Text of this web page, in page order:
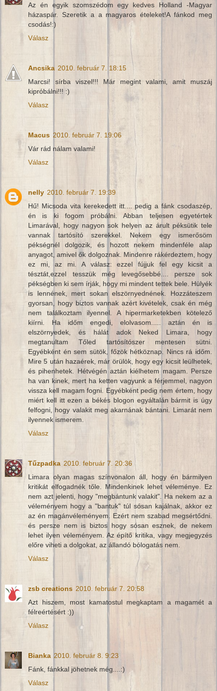
Az én egyik szomszédom egy kedves Holland -Magyar
házaspár. Szeretik a a magyaros ételeket!A fánkod meg
csodás!:)
Válasz
Ancsika 2010. február 7. 18:15
Marcsi! sírba viszel!!! Már megint valami, amit muszáj
kipróbálni!!! :)
Válasz
Macus 2010. február 7. 19:06
Vár rád nálam valami!
Válasz
nelly 2010. február 7. 19:39
Hű! Micsoda vita kerekedett itt.... pedig a fánk csodaszép,
én is ki fogom próbálni. Abban teljesen egyetértek
Limarával, hogy nagyon sok helyen az árult péksütik tele
vannak tartósító szerekkel. Nekem egy ismerősöm
pékségnél dolgozik, és hozott nekem mindenféle alap
anyagot, amivel ők dolgoznak. Mindenre rákérdeztem, hogy
ez mi, az mi. A válasz: ezzel fújjuk fel egy kicsit a
tésztát,ezzel tesszük még levegősebbé.... persze sok
pékségben ki sem írják, hogy mi mindent tettek bele. Hülyék
is lennének, mert sokan elszörnyednének. Hozzáteszem
gyorsan, hogy biztos vannak azért kivételek, csak én még
nem találkoztam ilyennel. A hipermarketekben kötelező
kiírni. Ha időm engedi, elolvasom..... aztán én is
elszörnyedek, és hálát adok Neked Limara, hogy
megtanultam Tőled tartósítószer mentesen sütni.
Egyébként én sem sütök, főzök hétköznap. Nincs rá időm.
Mire 5 után hazaérek, már örülök, hogy egy kicsit leülhetek,
és pihenhetek. Hétvégén aztán kiélhetem magam. Persze
ha van kinek, mert ha ketten vagyunk a férjemmel, nagyon
vissza kell magam fogni. Egyébként pedig nem értem, hogy
miért kell itt ezen a békés blogon egyáltalán bármit is úgy
felfogni, hogy valakit meg akarnának bántani. Limarát nem
ilyennek ismerem.
Válasz
Tűzpadka 2010. február 7. 20:36
Limara olyan magas színvonalon áll, hogy én bármilyen
kritikát elfogadnék tőle. Mindenkinek lehet véleménye. Ez
nem azt jelenti, hogy "megbántunk valakit". Ha nekem az a
véleményem hogy a "bantuk" túl sósan kajálnak, akkor ez
az én magánvéleményem. Ezért nem szabad megsértődni.
és persze nem is biztos hogy sósan esznek, de nekem
lehet ilyen véleményem. Az építő kritika, vagy megjegyzés
előre viheti a dolgokat, az állandó bólogatás nem.
Válasz
zsb creations 2010. február 7. 20:58
Azt hiszem, most kamatostul megkaptam a magamét a
félreértésért :))
Válasz
Bianka 2010. február 8. 9:23
Fánk, fánkkal jöhetnek még....:)
Válasz